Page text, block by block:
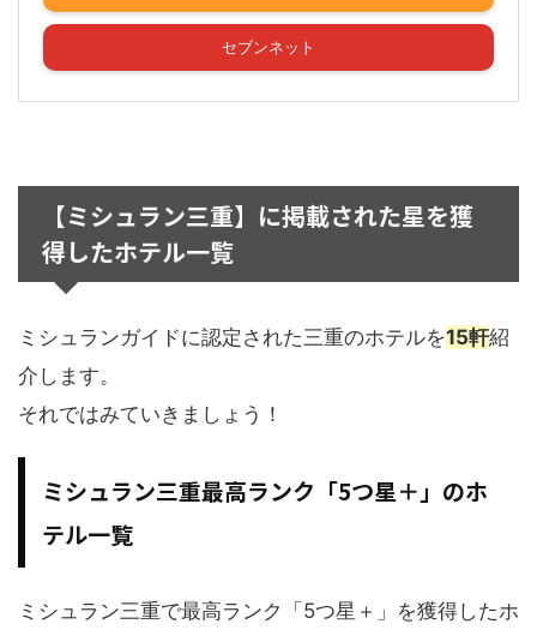
セブンネット
【ミシュラン三重】に掲載された星を獲
得したホテル一覧
ミシュランガイドに認定された三重のホテルを15軒紹
介します。
それではみていきましょう！
ミシュラン三重最高ランク「5つ星＋」のホ
テル一覧
ミシュラン三重で最高ランク「5つ星＋」を獲得したホ